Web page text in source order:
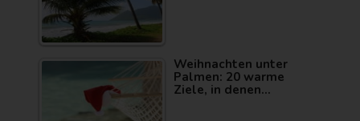
Weihnachten unter
Palmen: 20 warme
Ziele, in denen…